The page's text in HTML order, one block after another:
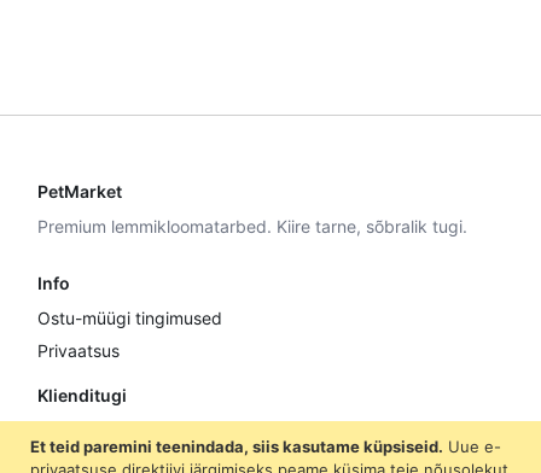
Et teid paremini teenindada, siis kasutame küpsiseid. Uue e-
PetMarket
Premium lemmikloomatarbed. Kiire tarne, sõbralik tugi.
Info
Ostu-müügi tingimused
Privaatsus
Klienditugi
+372 5307 8870